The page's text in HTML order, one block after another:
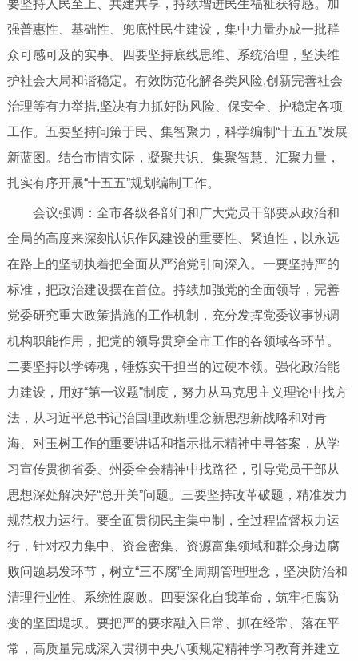
要坚持人民至上、共建共享，持续增进民生福祉获得感。加
强普惠性、基础性、兜底性民生建设，集中力量办成一批群
众可感可及的实事。四要坚持底线思维、系统治理，坚决维
护社会大局和谐稳定。有效防范化解各类风险,创新完善社会
治理等有力举措,坚决有力抓好防风险、保安全、护稳定各项
工作。五要坚持问策于民、集智聚力，科学编制“十五五”发展
新蓝图。结合市情实际，凝聚共识、集聚智慧、汇聚力量，
扎实有序开展“十五五”规划编制工作。
会议强调：全市各级各部门和广大党员干部要从政治和
全局的高度来深刻认识作风建设的重要性、紧迫性，以永远
在路上的坚韧执着把全面从严治党引向深入。一要坚持严的
标准，把政治建设摆在首位。持续加强党的全面领导，完善
党委研究重大政策措施的工作机制，充分发挥党委议事协调
机构职能作用，把党的领导贯穿全市工作的各领域各环节。
二要坚持以学铸魂，锤炼实干担当的过硬本领。强化政治能
力建设，用好“第一议题”制度，努力从马克思主义理论中找方
法，从习近平总书记治国理政新理念新思想新战略和对青
海、对玉树工作的重要讲话和指示批示精神中寻答案，从学
习宣传贯彻省委、州委全会精神中找路径，引导党员干部从
思想深处解决好“总开关”问题。三要坚持改革破题，精准发力
规范权力运行。要全面贯彻民主集中制，全过程监督权力运
行，针对权力集中、资金密集、资源富集领域和群众身边腐
败问题易发环节，树立“三不腐”全周期管理理念，坚决防治和
清理行业性、系统性腐败。四要深化自我革命，筑牢拒腐防
变的坚固堤坝。要把严的要求融入日常、抓在经常、落在平
常，高质量完成深入贯彻中央八项规定精神学习教育并建立